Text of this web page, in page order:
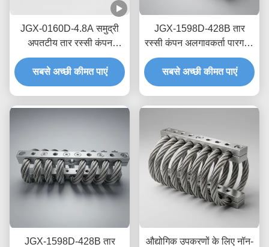
JGX-0160D-4.8A समुद्री
अपतटीय तार रस्सी कंपन
आइसोलेटर रखरखाव-मुक्त
स्टेनलेस स्टील शॉक माउंट
सबसे अच्छी कीमत पाएं
JGX-1598D-428B तार
रस्सी कंपन अलगावकर्ता पारगमन
नौवहन सुरक्षा के लिए शून्य क्रीप
तेल मुक्त घर्षण डिम्पिंग
सबसे अच्छी कीमत पाएं
JGX-1598D-428B तार
औद्योगिक उपकरणों के लिए नॉन-